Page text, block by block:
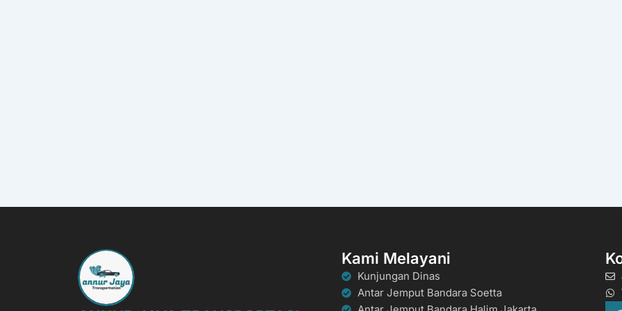
Kami Melayani
Kunjungan Dinas
Antar Jemput Bandara Soetta